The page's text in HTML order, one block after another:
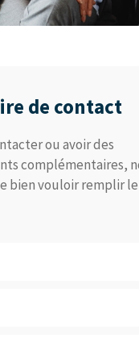
de contact
ou avoir des
complémentaires,
bien vouloir remplir